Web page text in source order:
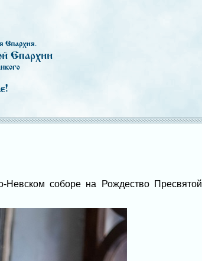
Невском соборе на Рождество Пресвятой